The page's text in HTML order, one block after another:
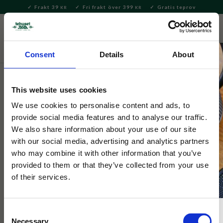
Consent Details About
This website uses cookies
We use cookies to personalise content and ads, to
provide social media features and to analyse our traffic.
We also share information about your use of our site
with our social media, advertising and analytics partners
who may combine it with other information that you’ve
provided to them or that they’ve collected from your use
of their services.
Necessary
Meny
Frakt 39 KR Fri frakt över 399 KR Gratis teprov
Hem & Inredningsdetaljer
Mumin
Mumin Teburk Trädkrona Orange
Mumin teburk i orange nyans tillsammans med Muminfigurer.